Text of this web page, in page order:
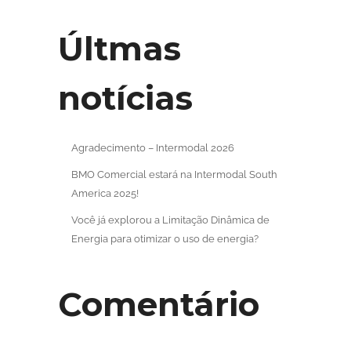
Últmas
notícias
Agradecimento – Intermodal 2026
BMO Comercial estará na Intermodal South
America 2025!
Você já explorou a Limitação Dinâmica de
Energia para otimizar o uso de energia?
Comentário